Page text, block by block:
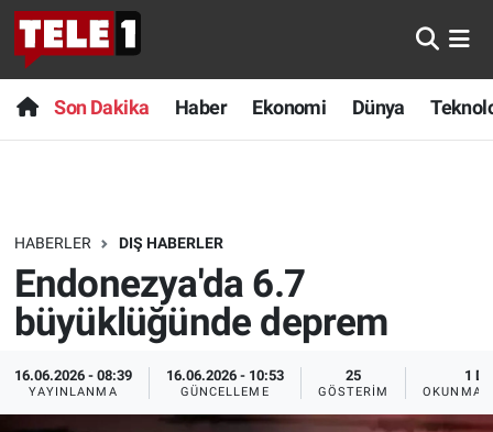
Son Dakika Haber Ekonomi Dünya
HABERLER DIŞ HABERLER
Endonezya'da 6.7
büyüklüğünde deprem
16.06.2026 - 08:39
YAYINLANMA
16.06.2026 - 10:53
GÜNCELLEME
25
GÖSTERIM
1 DK
OKUNMA
Anında Manşet
Başka Sohbetler
Bilim turu
Bilim ve Teknoloji Evreni
Doğa Konuşuyor
Dünya
Son Dakika
Haber
Dünya
Teknoloji
Sağlık
Spor
Nöbetçi Eczaneler
Hava Durumu
Trafik Durumu
Süper Lig Puan Durumu ve Fikstür
Tüm Manşetler
Son Dakika Haberleri